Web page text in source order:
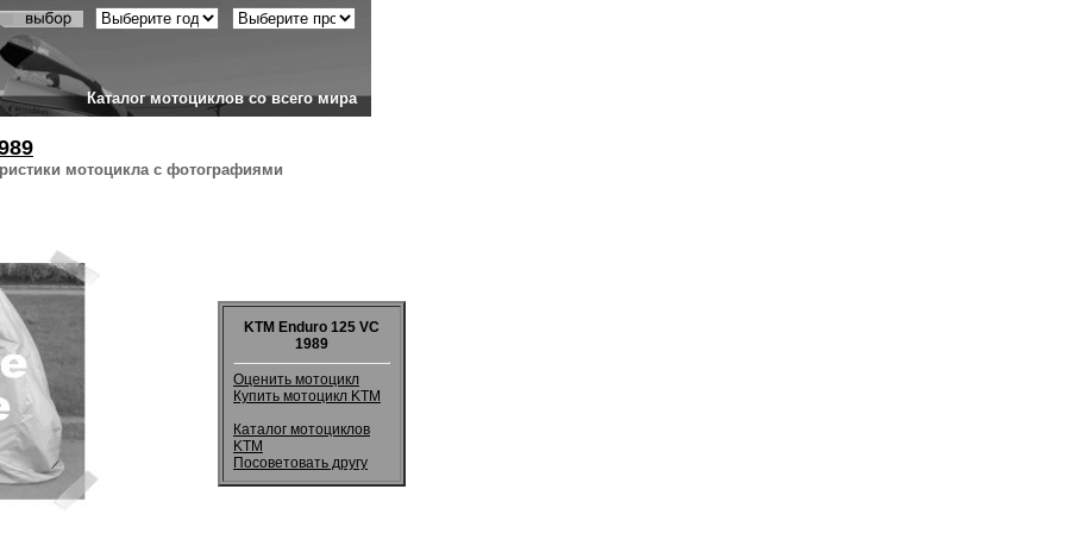
Каталог мотоциклов со всего мира
мотоцикла с фотографиями
KTM Enduro 125 VC
1989
Оценить мотоцикл
Купить мотоцикл KTM
Каталог мотоциклов
KTM
Посоветовать другу